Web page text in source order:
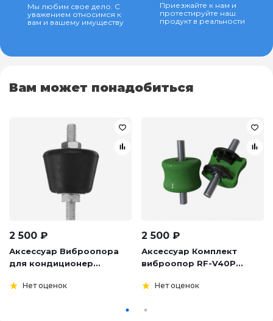
Мы любим свое дело. С
уважением относимся к
вам и вашему имуществу
Приезжайте к нам и
протестируйте наш
продукт в реальности
Вам может понадобиться
2 500 ₽
Аксессуар Виброопора
для кондиционер...
Нет оценок
2 500 ₽
Аксессуар Комплект
виброопор RF-V40P...
Нет оценок